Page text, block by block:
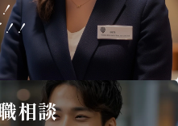
！
相談